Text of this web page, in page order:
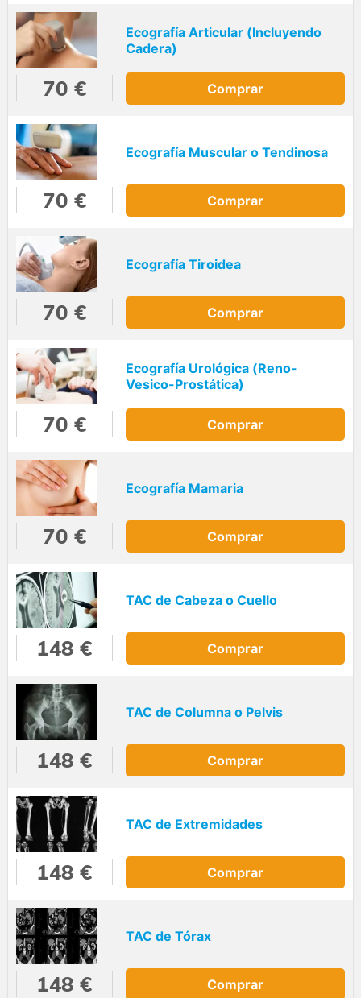
Ecografía Articular (Incluyendo
Cadera)
70 € Comprar
Ecografía Muscular o Tendinosa
70 € Comprar
Ecografía Tiroidea
70 € Comprar
Ecografía Urológica (Reno-
Vesico-Prostática)
70 € Comprar
Ecografía Mamaria
70 € Comprar
TAC de Cabeza o Cuello
148 € Comprar
TAC de Columna o Pelvis
148 € Comprar
TAC de Extremidades
148 € Comprar
TAC de Tórax
148 € Comprar